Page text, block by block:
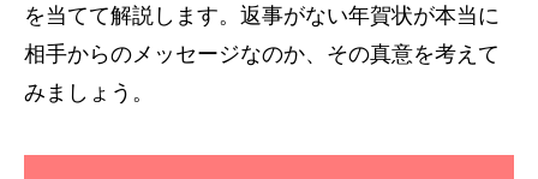
を当てて解説します。返事がない年賀状が本当に
相手からのメッセージなのか、その真意を考えて
みましょう。